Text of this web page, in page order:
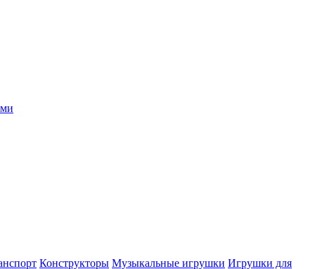
Конструкторы Музыкальные игрушки Игрушки для